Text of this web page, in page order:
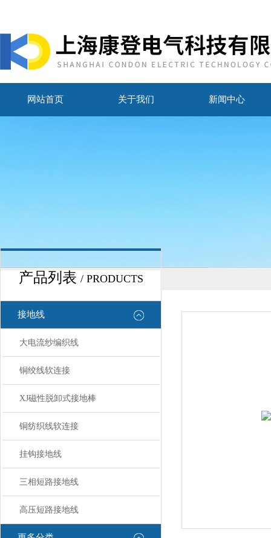
网站首页 关于我们 新闻中心
产品列表 / PRODUCTS
接地线
大电流纱编织线
铜绞线软连接
XJ磁性脱卸式接地棒
铜纺织线软连接
挂钩接地线
三相短路接地线
高压短路接地线